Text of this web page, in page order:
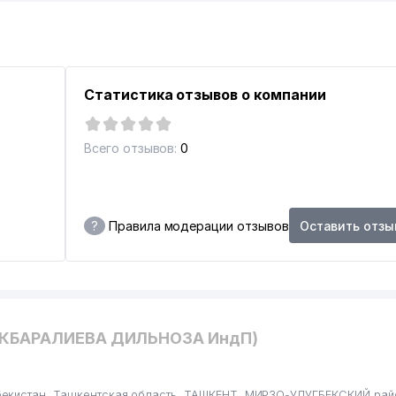
Статистика отзывов о компании
Всего отзывов: 0
? Правила модерации отзывов Оставить
ДИЛЬНОЗА ИндП)